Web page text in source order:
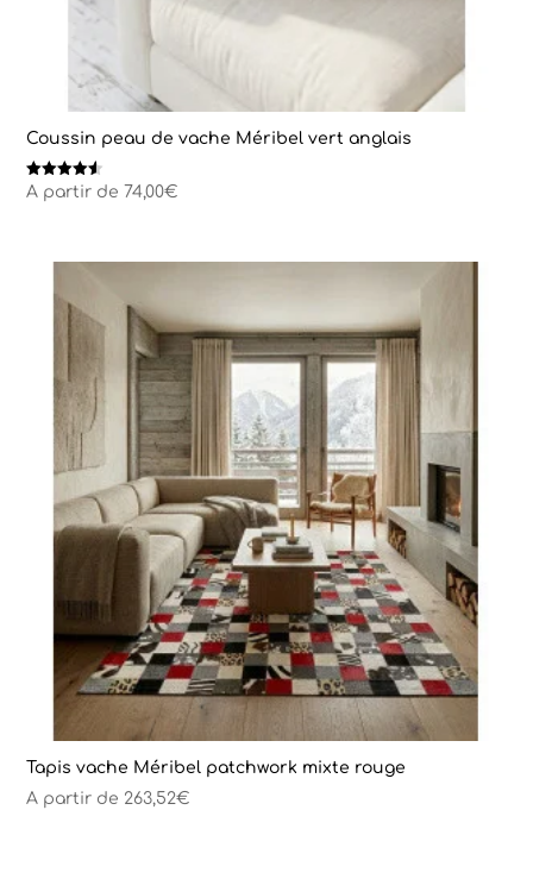
Coussin peau de vache Méribel vert anglais
Note
4.50
A partir de 74,00€
Tapis vache Méribel patchwork mixte rouge
A partir de 263,52€